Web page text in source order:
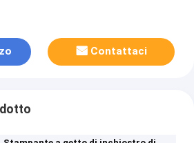
Contattaci